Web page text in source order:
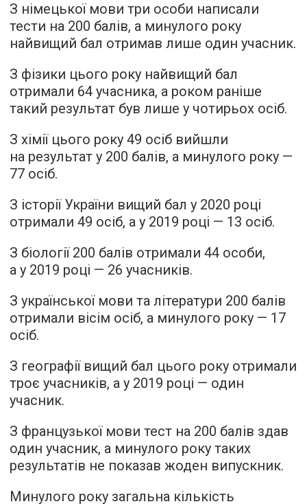
З німецької мови три особи написали
тести на 200 балів, а минулого року
найвищий бал отримав лише один учасник.
З фізики цього року найвищий бал
отримали 64 учасника, а роком раніше
такий результат був лише у чотирьох осіб.
З хімії цього року 49 осіб вийшли
на результат у 200 балів, а минулого року —
77 осіб.
З історії України вищий бал у 2020 році
отримали 49 осіб, а у 2019 році — 13 осіб.
З біології 200 балів отримали 44 особи,
а у 2019 році — 26 учасників.
З української мови та літератури 200 балів
отримали вісім осіб, а минулого року — 17
осіб.
З географії вищий бал цього року отримали
троє учасників, а у 2019 році — один
учасник.
З французької мови тест на 200 балів здав
один учасник, а минулого року таких
результатів не показав жоден випускник.
Минулого року загальна кількість